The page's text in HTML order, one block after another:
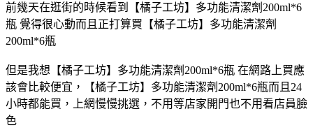
前幾天在逛街的時候看到【橘子工坊】多功能清潔劑200ml*6
瓶 覺得很心動而且正打算買【橘子工坊】多功能清潔劑
200ml*6瓶
但是我想【橘子工坊】多功能清潔劑200ml*6瓶 在網路上買應
該會比較便宜，【橘子工坊】多功能清潔劑200ml*6瓶而且24
小時都能買，上網慢慢挑選，不用等店家開門也不用看店員臉
色